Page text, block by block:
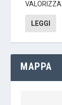
LEGGI
MAPPA